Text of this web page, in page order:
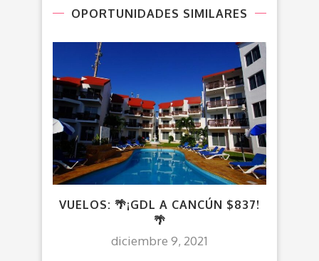
OPORTUNIDADES SIMILARES
VUELOS: 🌴¡GDL A CANCÚN $837!
🌴
diciembre 9, 2021